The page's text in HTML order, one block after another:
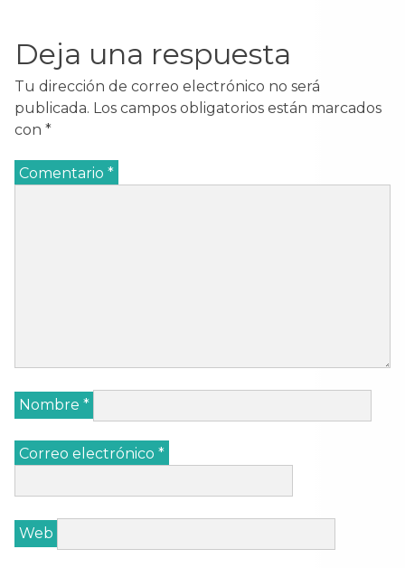
Deja una respuesta
Tu dirección de correo electrónico no será
publicada. Los campos obligatorios están marcados
con *
Comentario *
Nombre *
Correo electrónico *
Web